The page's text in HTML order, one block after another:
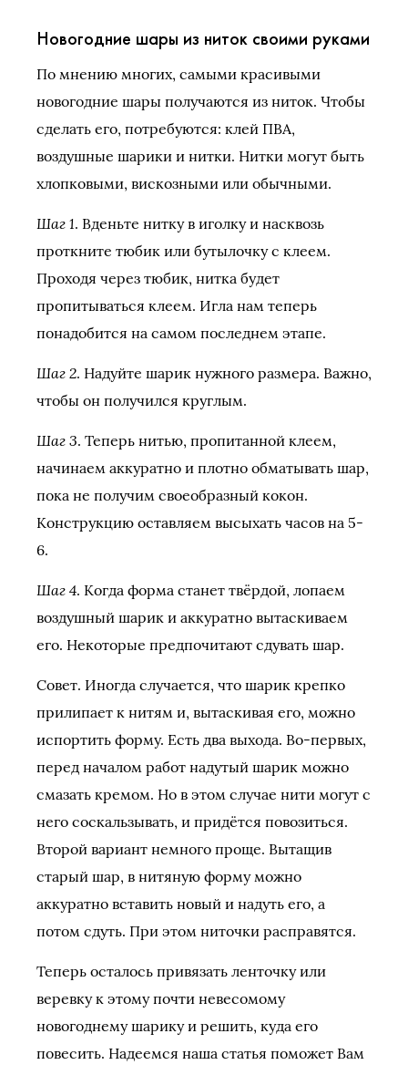
Новогодние шары из ниток своими руками
По мнению многих, самыми красивыми
новогодние шары получаются из ниток. Чтобы
сделать его, потребуются: клей ПВА,
воздушные шарики и нитки. Нитки могут быть
хлопковыми, вискозными или обычными.
Шаг 1. Вденьте нитку в иголку и насквозь
проткните тюбик или бутылочку с клеем.
Проходя через тюбик, нитка будет
пропитываться клеем. Игла нам теперь
понадобится на самом последнем этапе.
Шаг 2. Надуйте шарик нужного размера. Важно,
чтобы он получился круглым.
Шаг 3. Теперь нитью, пропитанной клеем,
начинаем аккуратно и плотно обматывать шар,
пока не получим своеобразный кокон.
Конструкцию оставляем высыхать часов на 5-
6.
Шаг 4. Когда форма станет твёрдой, лопаем
воздушный шарик и аккуратно вытаскиваем
его. Некоторые предпочитают сдувать шар.
Совет. Иногда случается, что шарик крепко
прилипает к нитям и, вытаскивая его, можно
испортить форму. Есть два выхода. Во-первых,
перед началом работ надутый шарик можно
смазать кремом. Но в этом случае нити могут с
него соскальзывать, и придётся повозиться.
Второй вариант немного проще. Вытащив
старый шар, в нитяную форму можно
аккуратно вставить новый и надуть его, а
потом сдуть. При этом ниточки расправятся.
Теперь осталось привязать ленточку или
веревку к этому почти невесомому
новогоднему шарику и решить, куда его
повесить. Надеемся наша статья поможет Вам